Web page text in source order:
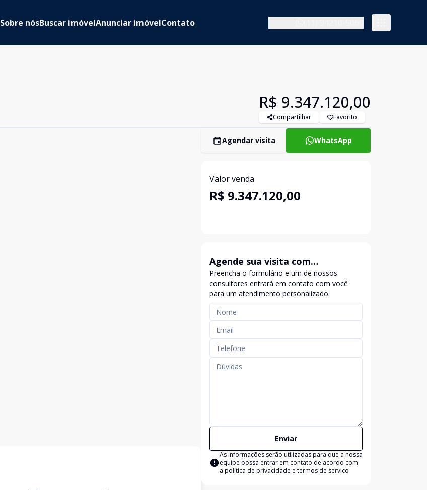
Sobre nósBuscar imóvelAnunciar imóvelContato
R$ 9.347.120,00
Compartilhar Favorito
Agendar visita WhatsApp
Valor venda
R$ 9.347.120,00
Agende sua visita com
exclusividade
Preencha o formulário e um de nossos
consultores entrará em contato com você
para um atendimento personalizado.
Enviar
As informações serão utilizadas para que a nossa
equipe possa entrar em contato de acordo com
a política de privacidade e termos de serviço